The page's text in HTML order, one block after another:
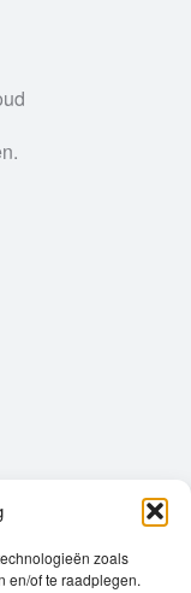
zoals
en/of te raadplegen.